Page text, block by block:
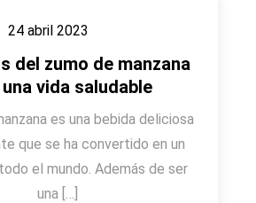
24 abril 2023
del zumo de manzana
vida saludable
es una bebida deliciosa
que se ha convertido en un
el mundo. Además de ser
una […]